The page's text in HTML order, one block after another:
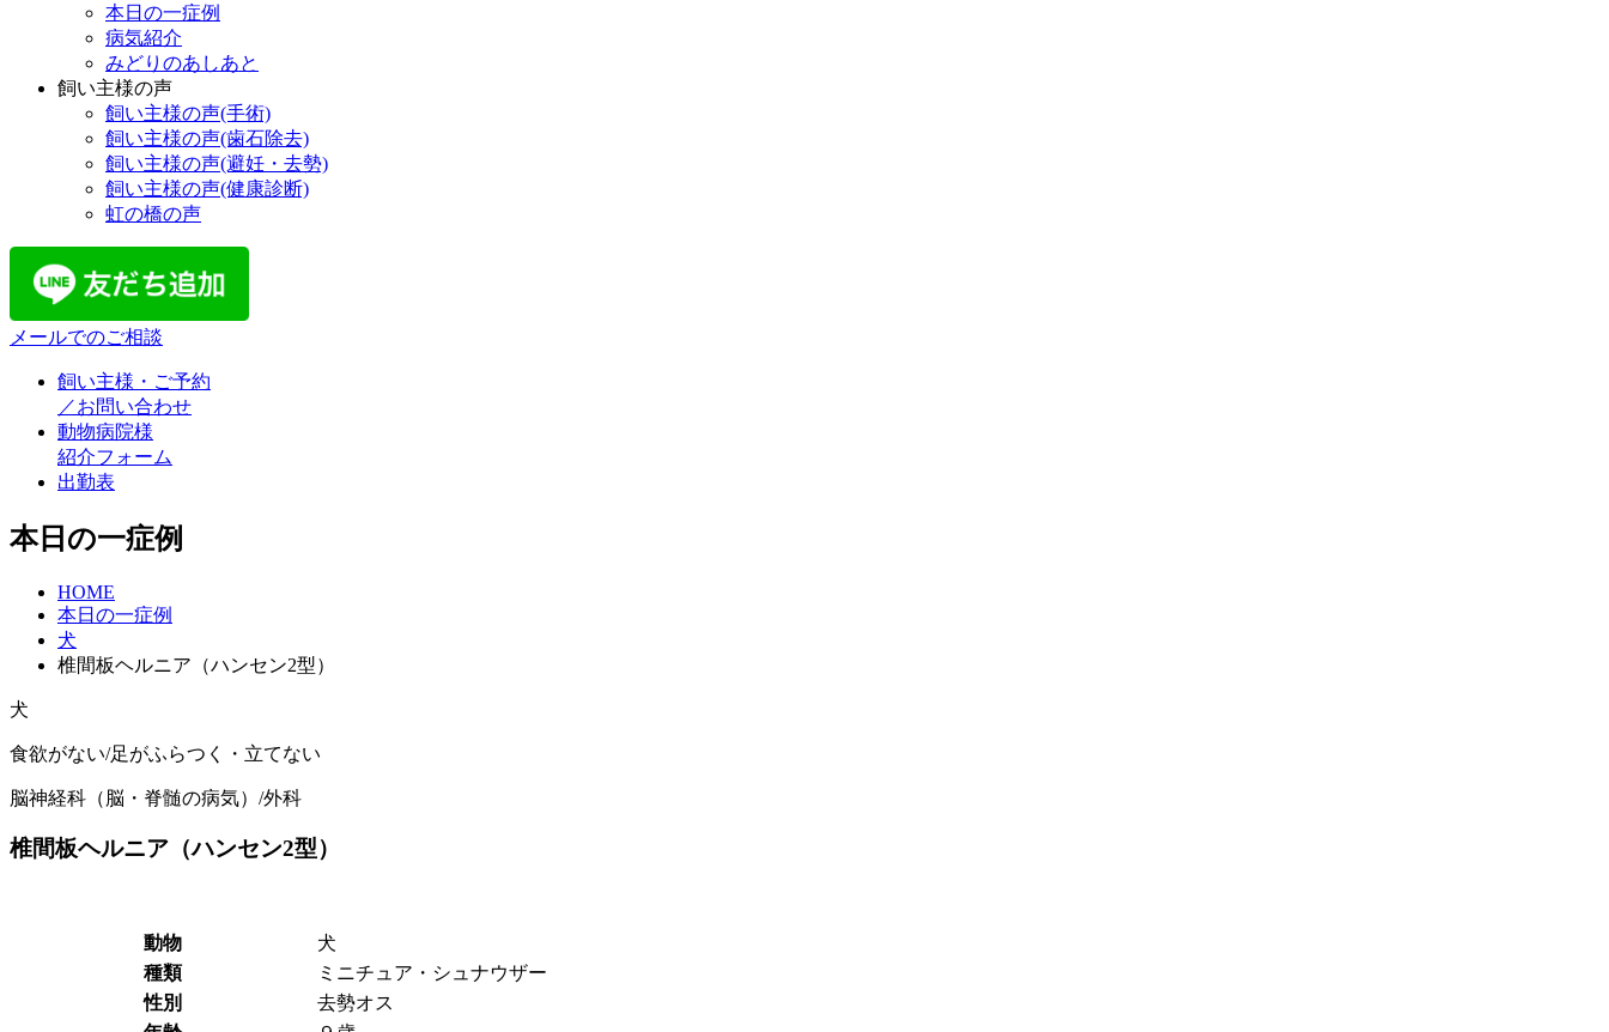
本日の一症例
病気紹介
みどりのあしあと
飼い主様の声
飼い主様の声(手術)
飼い主様の声(歯石除去)
飼い主様の声(避妊・去勢)
飼い主様の声(健康診断)
虹の橋の声
メールでのご相談
飼い主様・ご予約
／お問い合わせ
動物病院様
紹介フォーム
出勤表
本日の一症例
HOME
本日の一症例
犬
椎間板ヘルニア（ハンセン2型）
犬
食欲がない/足がふらつく・立てない
脳神経科（脳・脊髄の病気）/外科
椎間板ヘルニア（ハンセン2型）
動物
犬
種類
ミニチュア・シュナウザー
性別
去勢オス